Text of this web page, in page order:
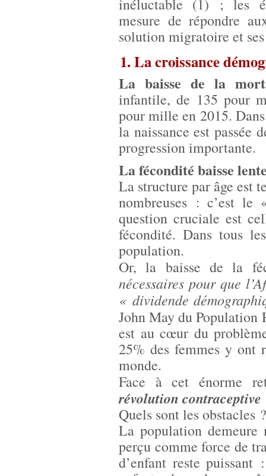
inéluctable (1) ; les
mesure de répondre
solution migratoire et
1. La croissance
La baisse de la
infantile, de 135 pour
pour mille en 2015.
la naissance est passée
progression importante.
La fécondité baisse
La structure par âge est
nombreuses : c’est
question cruciale est
fécondité. Dans tous
population.
Or, la baisse de la
nécessaires pour que
« dividende
John May du Population
est au cœur du
25% des femmes y ont
monde.
Face à cet énorme
révolution contraceptive
Quels sont les obstacles ?
La population demeure
perçu comme force de
d’enfant reste